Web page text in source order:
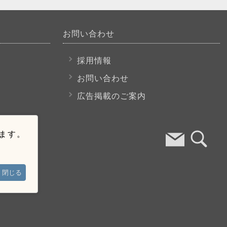
。
閉じる
お問い合わせ
採用情報
お問い合わせ
広告掲載のご案内